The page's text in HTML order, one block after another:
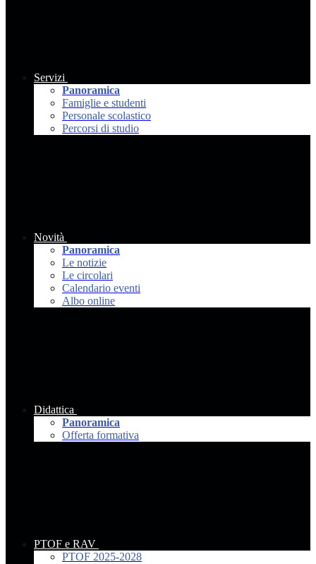
Servizi
Panoramica
Famiglie e studenti
Personale scolastico
Percorsi di studio
Novità
Panoramica
Le notizie
Le circolari
Calendario eventi
Albo online
Didattica
Panoramica
Offerta formativa
PTOF e RAV
PTOF 2025-2028